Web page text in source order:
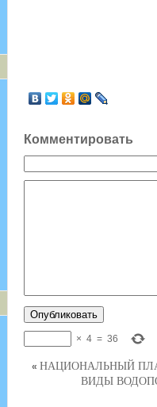
Комментировать
× 4 = 36
« НАЦИОНАЛЬНЫЙ
ВИДЫ